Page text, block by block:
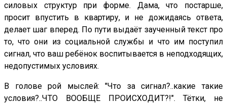
силовых структур при форме. Дама, что постарше,
просит впустить в квартиру, и не дожидаясь ответа,
делает шаг вперед. По пути выдаёт заученный текст про
то, что они из социальной службы и что им поступил
сигнал, что ваш ребёнок воспитывается в неподходящих,
недопустимых условиях.
В голове рой мыслей: "Что за сигнал?..какие такие
условия?..ЧТО ВООБЩЕ ПРОИСХОДИТ?!". Тётки, не